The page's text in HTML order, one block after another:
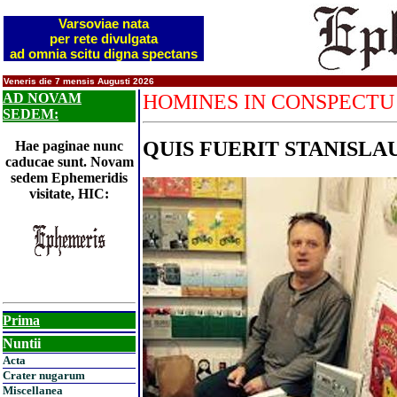
Varsoviae nata
per rete divulgata
ad omnia scitu digna spectans
Veneris die 7 mensis Augusti 2026
AD NOVAM
SEDEM:
Hae paginae nunc
caducae sunt. Novam
sedem Ephemeridis
visitate, HIC:
Prima
Nuntii
Acta
Crater nugarum
Miscellanea
HOMINES IN CONSPECTU
QUIS FUERIT